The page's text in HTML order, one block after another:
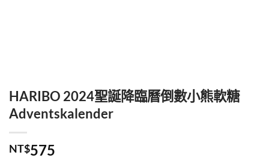
HARIBO 2024聖誕降臨曆倒數小熊軟糖
Adventskalender
NT$575